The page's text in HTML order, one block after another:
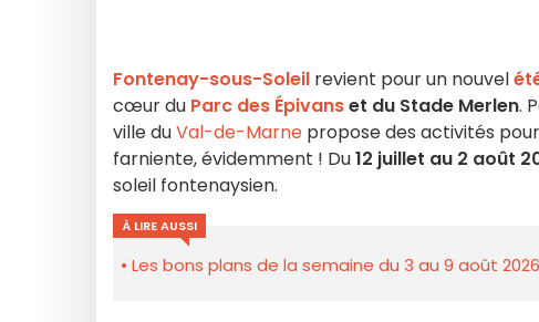
Fontenay-sous-Soleil revient pour un nouvel
cœur du Parc des Épivanset du Stade Merlen.
ville duVal-de-Marne propose des activités
farniente, évidemment ! Du12 juillet au 2 août
soleil fontenaysien.
À LIRE AUSSI
Les bons plans de la semaine du 3 au 9 août